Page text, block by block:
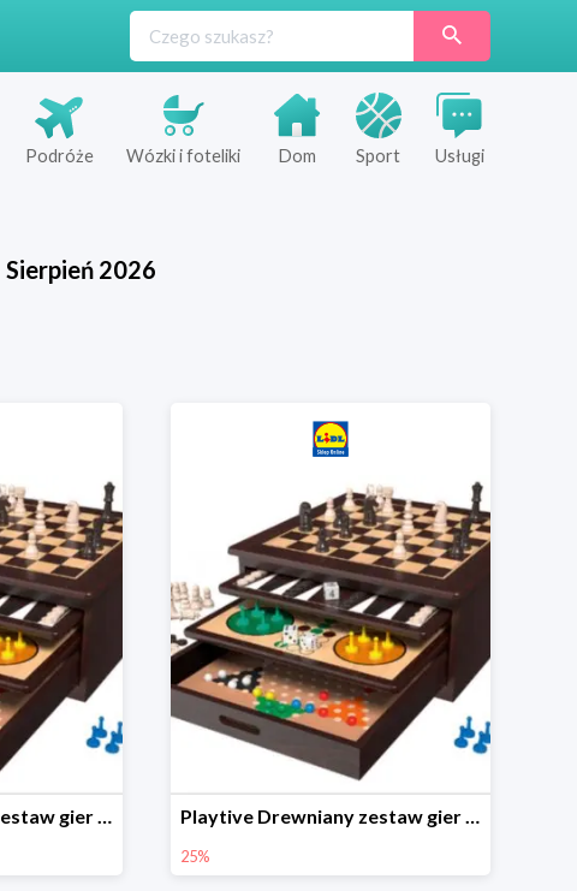
Podróże Wózki i foteliki Dom Sport Usługi
Sierpień 2026
Playtive Drewniany zestaw gier 10 w 1 Playtive Drewniany zestaw gier 10 w 1
25%